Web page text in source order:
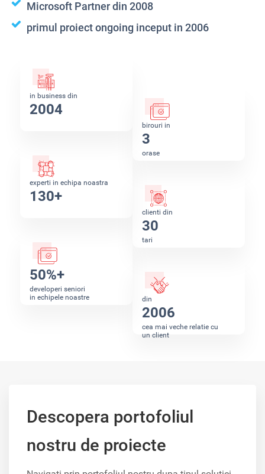
Microsoft Partner din 2008
primul proiect ongoing inceput in 2006
in business din
2004
experti in echipa noastra
130+
50%+
developeri seniori
in echipele noastre
birouri in
3
orase
clienti din
30
tari
din
2006
cea mai veche relatie cu
un client
Descopera portofoliul
nostru de proiecte